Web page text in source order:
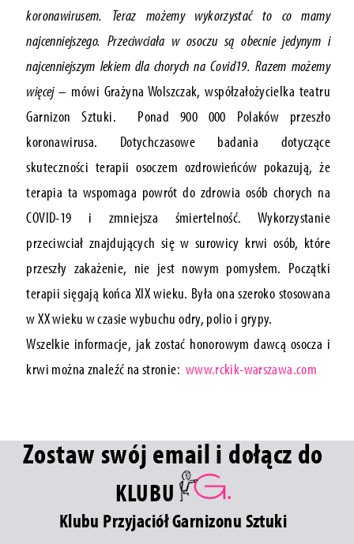
koronawirusem. Teraz możemy wykorzystać to co mamy
najcenniejszego. Przeciwciała w osoczu są obecnie jedynym i
najcenniejszym lekiem dla chorych na Covid19. Razem możemy
więcej– mówi Grażyna Wolszczak, współzałożycielka teatru
Garnizon Sztuki. Ponad 900 000 Polaków przeszło
koronawirusa. Dotychczasowe badania dotyczące
skuteczności terapii osoczem ozdrowieńców pokazują, że
terapia ta wspomaga powrót do zdrowia osób chorych na
COVID-19 i zmniejsza śmiertelność. Wykorzystanie
przeciwciał znajdujących się w surowicy krwi osób, które
przeszły zakażenie, nie jest nowym pomysłem. Początki
terapii sięgają końca XIX wieku. Była ona szeroko stosowana
w XX wieku w czasie wybuchu odry, polio i grypy.
Wszelkie informacje, jak zostać honorowym dawcą osocza i
krwi można znaleźć na stronie: www.rckik-warszawa.com
Zostaw swój email i dołącz do
KLUBU
Klubu Przyjaciół Garnizonu Sztuki